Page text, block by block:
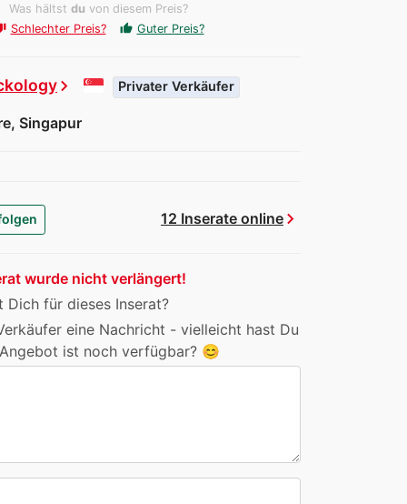
Was hältst du von diesem Preis?
Schlechter Preis? thumb_up Guter Preis?
chevron_right Privater Verkäufer
Singapur
12 Inserate onlinechevron_right
wurde nicht verlängert!
Dich für dieses Inserat?
eine Nachricht - vielleicht hast Du
ist noch verfügbar? 😊